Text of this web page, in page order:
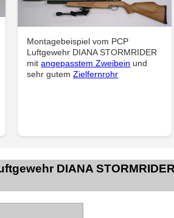
Montagebeispiel vom PCP
Luftgewehr DIANA STORMRIDER
mitangepasstem Zweibein und
sehr gutemZielfernrohr
DIANA